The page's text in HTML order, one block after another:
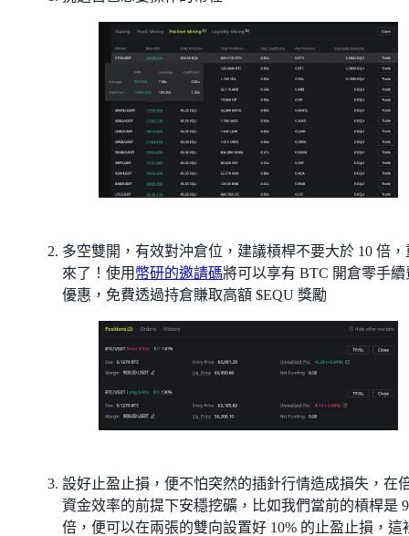
多空雙開，有效對沖倉位，建議槓桿不要大於 10 倍，
來了！使用 幣研的邀請碼將可以享有 BTC 開倉零手續
優惠，免費透過持倉賺取高額 $EQU 獎勵
設好止盈止損，便不怕突然的插針行情造成損失，在
資金效率的前提下安穩挖礦，比如我們當前的槓桿是 9
倍，便可以在兩張的雙向設置好 10% 的止盈止損，這